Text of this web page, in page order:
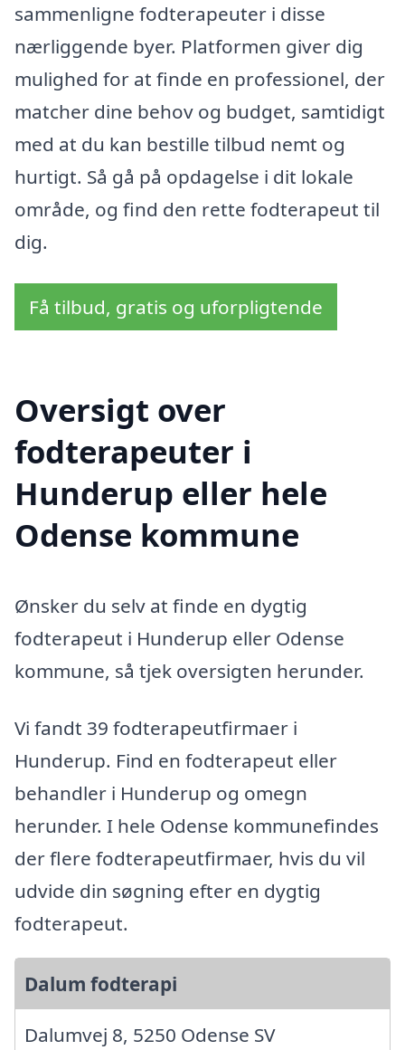
sammenligne fodterapeuter i disse
nærliggende byer. Platformen giver dig
mulighed for at finde en professionel, der
matcher dine behov og budget, samtidigt
med at du kan bestille tilbud nemt og
hurtigt. Så gå på opdagelse i dit lokale
område, og find den rette fodterapeut til
dig.
Få tilbud, gratis og uforpligtende
Oversigt over
fodterapeuter i
Hunderup eller hele
Odense kommune
Ønsker du selv at finde en dygtig
fodterapeut i Hunderup eller Odense
kommune, så tjek oversigten herunder.
Vi fandt 39 fodterapeutfirmaer i
Hunderup. Find en fodterapeut eller
behandler i Hunderup og omegn
herunder. I hele Odense kommunefindes
der flere fodterapeutfirmaer, hvis du vil
udvide din søgning efter en dygtig
fodterapeut.
Dalum fodterapi
Dalumvej 8, 5250 Odense SV